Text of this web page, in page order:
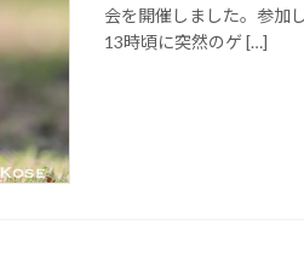
会を開催しました。参加
13時頃に突然のゲ […]